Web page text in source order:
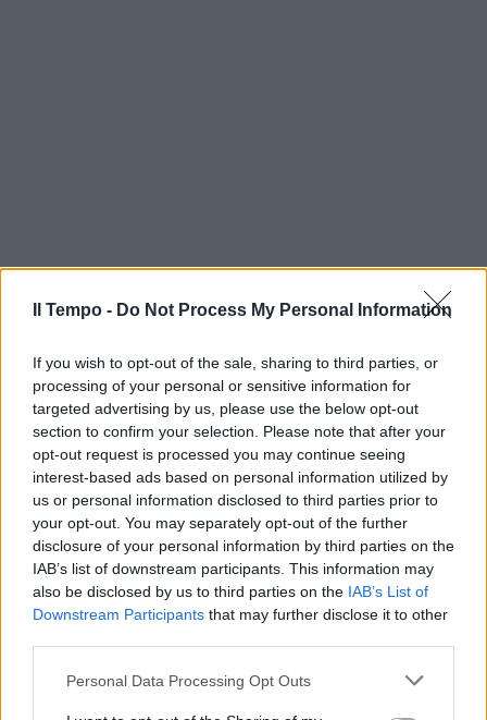
Il Tempo - Do Not Process My Personal Information
If you wish to opt-out of the sale, sharing to third parties, or
processing of your personal or sensitive information for
targeted advertising by us, please use the below opt-out
section to confirm your selection. Please note that after your
opt-out request is processed you may continue seeing
interest-based ads based on personal information utilized by
us or personal information disclosed to third parties prior to
your opt-out. You may separately opt-out of the further
disclosure of your personal information by third parties on the
IAB’s list of downstream participants. This information may
also be disclosed by us to third parties on the IAB’s List of
Downstream Participants that may further disclose it to other
Personal Data Processing Opt Outs